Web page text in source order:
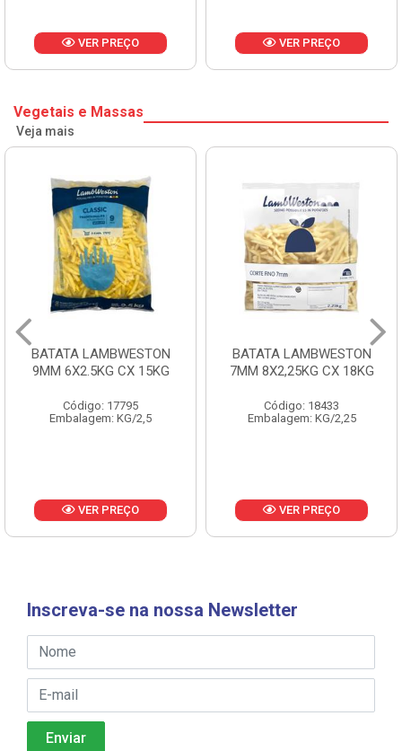
VER PREÇO VER PREÇO
Vegetais e Massas
Veja mais
BATATA LAMBWESTON
9MM 6X2.5KG CX 15KG
Código: 17795
Embalagem: KG/2,5
VER PREÇO
BATATA LAMBWESTON
7MM 8X2,25KG CX 18KG
Código: 18433
Embalagem: KG/2,25
VER PREÇO
Inscreva-se na nossa Newsletter